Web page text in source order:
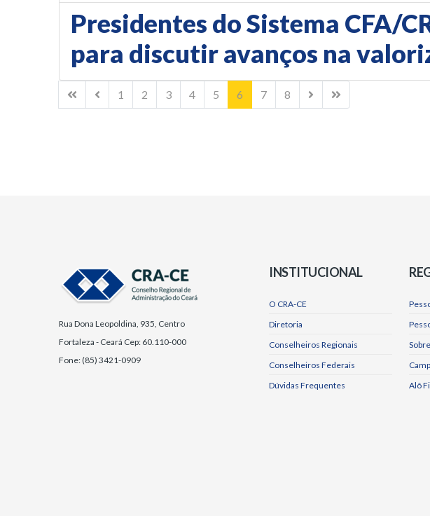
Presidentes do Sistema CFA/
para discutir avanços na
1 2 3 4 5 6 7 8
Rua Dona Leopoldina, 935, Centro
Fortaleza - Ceará Cep: 60.110-000
Fone: (85) 3421-0909
INSTITUCIONAL
O CRA-CE
Diretoria
Conselheiros Regionais
Conselheiros Federais
Dúvidas Frequentes
Alô